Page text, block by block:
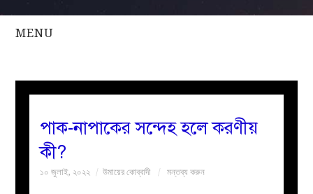
MENU
সকল
বয়ান
নারীদের
পাক-নাপাকের সন্দেহ হলে করণীয়
কী?
১০ জুলাই, ২০২২ উমায়ের কোব্বাদী মন্তব্য করুন